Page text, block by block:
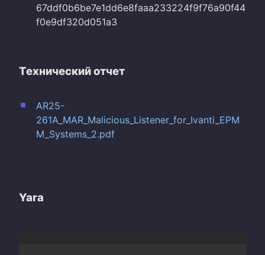
67ddf0b6be7e1dd6e8faaa233224f9f76a90f44
f0e9df320d051a3
Технический отчет
AR25-
261A_MAR_Malicious_Listener_for_Ivanti_EPM
M_Systems_2.pdf
Yara